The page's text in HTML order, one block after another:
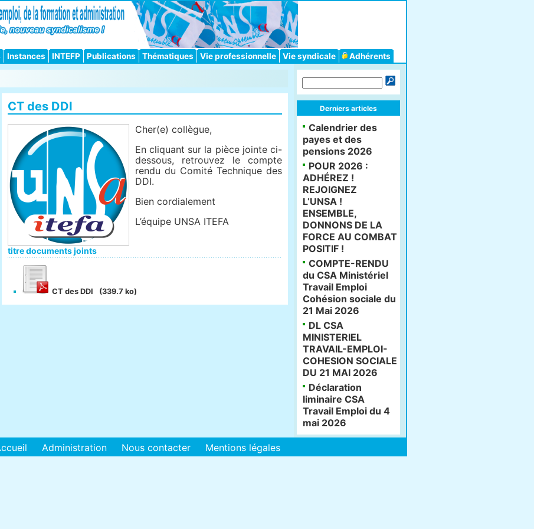
Instances INTEFP Publications Thématiques Vie professionnelle Vie syndicale Adhérents
CT des DDI
Cher(e) collègue,
En cliquant sur la pièce jointe ci-
dessous, retrouvez le compte
rendu du Comité Technique des
DDI.
Bien cordialement
L’équipe UNSA ITEFA
titre documents joints
CT des DDI (339.7 ko)
Derniers articles
Calendrier des
payes et des
pensions 2026
POUR 2026 :
ADHÉREZ !
REJOIGNEZ
L’UNSA !
ENSEMBLE,
DONNONS DE LA
FORCE AU COMBAT
POSITIF !
COMPTE-RENDU
du CSA Ministériel
Travail Emploi
Cohésion sociale du
21 Mai 2026
DL CSA
MINISTERIEL
TRAVAIL-EMPLOI-
COHESION SOCIALE
DU 21 MAI 2026
Déclaration
liminaire CSA
Travail Emploi du 4
mai 2026
Administration Nous contacter Mentions légales